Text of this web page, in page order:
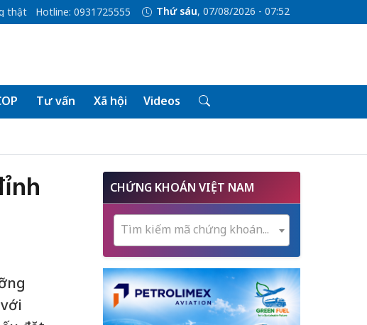
thật Hotline: 0931725555 Thứ sáu, 07/08/2026 - 07:52
Tư vấn Xã hội Videos
CHỨNG KHOÁN VIỆT NAM
Tìm kiếm mã chứng khoán...